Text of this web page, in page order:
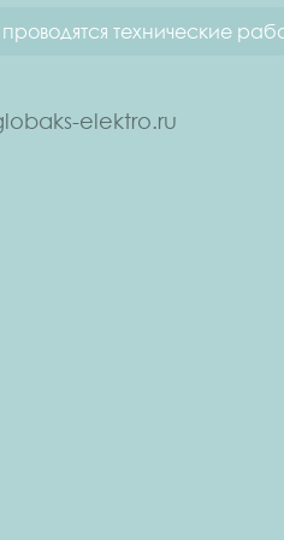
технические
elektro.ru